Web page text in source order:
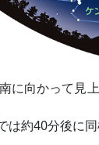
に向かって見
約40分後に同